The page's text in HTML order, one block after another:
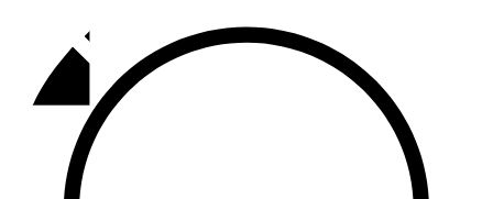
92,9 FM
Базарлы матак
107,1 FM
Балык бистәсе